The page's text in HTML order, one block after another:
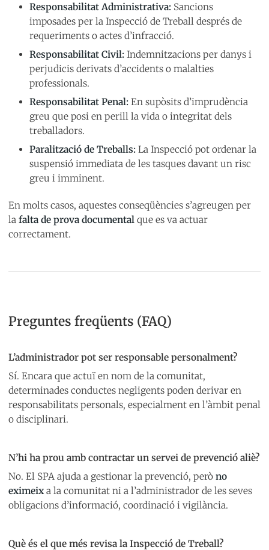
Responsabilitat Administrativa: Sancions
imposades per la Inspecció de Treball després de
requeriments o actes d’infracció.
Responsabilitat Civil: Indemnitzacions per danys i
perjudicis derivats d’accidents o malalties
professionals.
Responsabilitat Penal: En supòsits d’imprudència
greu que posi en perill la vida o integritat dels
treballadors.
Paralització de Treballs: La Inspecció pot ordenar la
suspensió immediata de les tasques davant un risc
greu i imminent.
En molts casos, aquestes conseqüències s’agreugen per
la falta de prova documental que es va actuar
correctament.
Preguntes freqüents (FAQ)
L’administrador pot ser responsable personalment?
Sí. Encara que actuï en nom de la comunitat,
determinades conductes negligents poden derivar en
responsabilitats personals, especialment en l’àmbit penal
o disciplinari.
N’hi ha prou amb contractar un servei de prevenció aliè?
No. El SPA ajuda a gestionar la prevenció, però no
eximeixa la comunitat ni a l’administrador de les seves
obligacions d’informació, coordinació i vigilància.
Què és el que més revisa la Inspecció de Treball?